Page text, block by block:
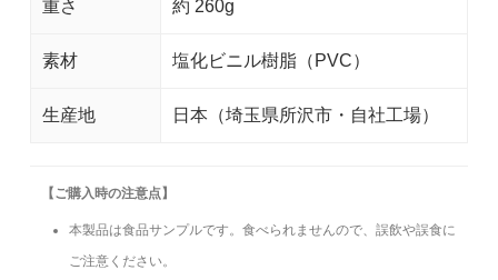
重さ 約 260g
素材 塩化ビニル樹脂（PVC）
生産地 日本（埼玉県所沢市・自社工場）
【ご購入時の注意点】
本製品は食品サンプルです。食べられませんので、誤飲や誤食に
ご注意ください。